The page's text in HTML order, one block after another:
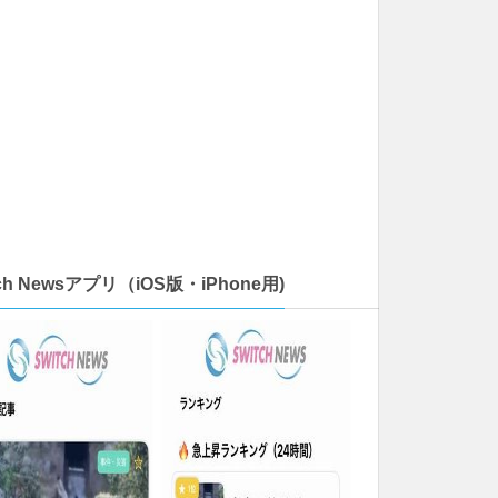
Newsアプリ（iOS版・iPhone用)